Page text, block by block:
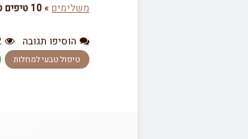
משלימים »10 טיפים טבעיים להורדת חום אצל ילדים
הוסיפו תגובה
טיפול טבעי למחלות